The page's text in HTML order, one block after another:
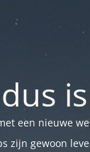
een nieuwe
zijn gewoon